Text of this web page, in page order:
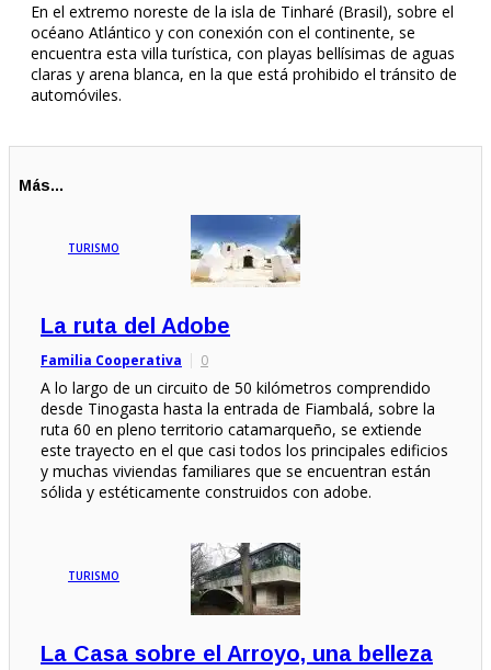
En el extremo noreste de la isla de Tinharé (Brasil), sobre el
océano Atlántico y con conexión con el continente, se
encuentra esta villa turística, con playas bellísimas de aguas
claras y arena blanca, en la que está prohibido el tránsito de
automóviles.
Más...
TURISMO
La ruta del Adobe
Familia Cooperativa 0
A lo largo de un circuito de 50 kilómetros comprendido
desde Tinogasta hasta la entrada de Fiambalá, sobre la
ruta 60 en pleno territorio catamarqueño, se extiende
este trayecto en el que casi todos los principales edificios
y muchas viviendas familiares que se encuentran están
sólida y estéticamente construidos con adobe.
TURISMO
La Casa sobre el Arroyo, una belleza